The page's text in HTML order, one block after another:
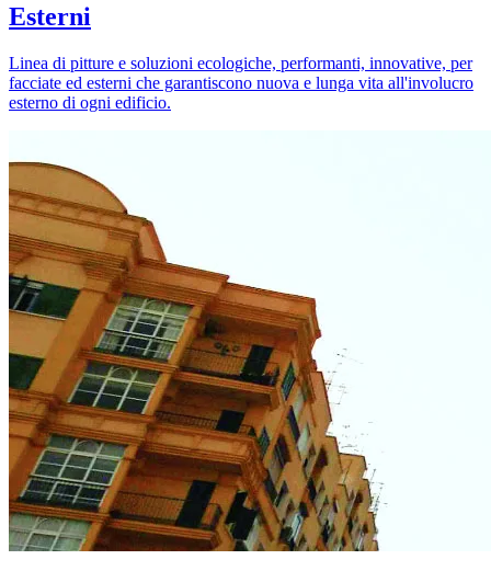
Esterni
Linea di pitture e soluzioni ecologiche, performanti, innovative, per
facciate ed esterni che garantiscono nuova e lunga vita all'involucro
esterno di ogni edificio.